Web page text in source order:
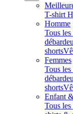
T-shirt
Homme
Tous
shorts
Femmes
Tous
shorts
Enfant
Tous